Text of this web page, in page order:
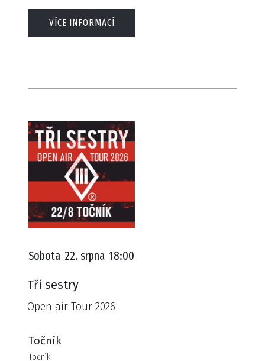
VÍCE INFORMACÍ
Sobota 22. srpna 18:00
Tři sestry
Open air Tour 2026
Točník
Točník